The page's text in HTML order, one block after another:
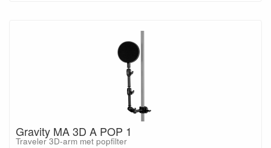
Gravity MA 3D A POP 1
Traveler 3D-arm met popfilter